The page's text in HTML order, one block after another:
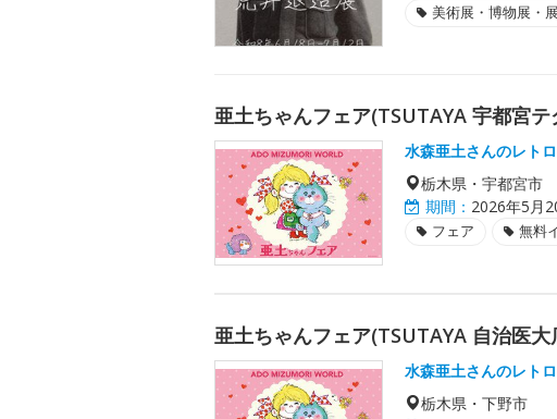
美術展・博物展・
亜土ちゃんフェア(TSUTAYA 宇都宮テ
水森亜土さんのレト
栃木県・宇都宮市
期間： 2026年5月
フェア 無料
亜土ちゃんフェア(TSUTAYA 自治医大
水森亜土さんのレト
栃木県・下野市